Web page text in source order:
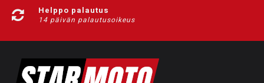
Helppo palautus
14 päivän palautusoikeus